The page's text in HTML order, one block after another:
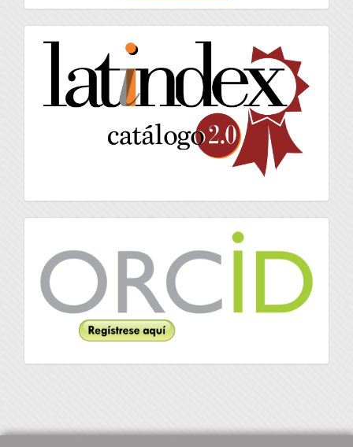
artículo
latindex